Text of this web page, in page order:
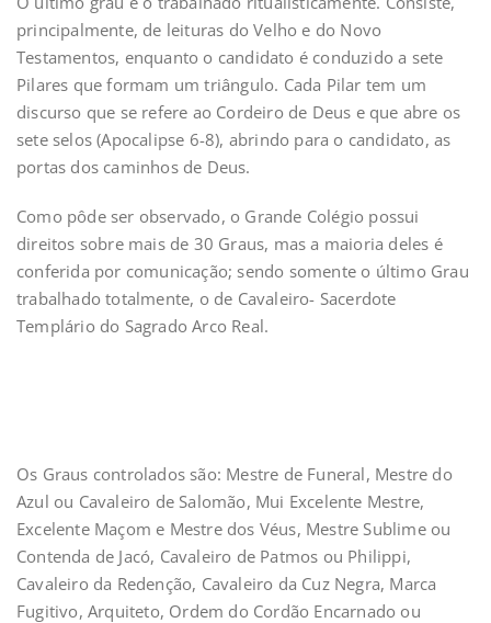
principalmente, de leituras do Velho e do Novo
Testamentos, enquanto o candidato é conduzido a sete
Pilares que formam um triângulo. Cada Pilar tem um
discurso que se refere ao Cordeiro de Deus e que abre os
sete selos (Apocalipse 6-8), abrindo para o candidato, as
portas dos caminhos de Deus.
Como pôde ser observado, o Grande Colégio possui
direitos sobre mais de 30 Graus, mas a maioria deles é
conferida por comunicação; sendo somente o último Grau
trabalhado totalmente, o de Cavaleiro- Sacerdote
Templário do Sagrado Arco Real.
Os Graus controlados são: Mestre de Funeral, Mestre do
Azul ou Cavaleiro de Salomão, Mui Excelente Mestre,
Excelente Maçom e Mestre dos Véus, Mestre Sublime ou
Contenda de Jacó, Cavaleiro de Patmos ou Philippi,
Cavaleiro da Redenção, Cavaleiro da Cuz Negra, Marca
Fugitivo, Arquiteto, Ordem do Cordão Encarnado ou